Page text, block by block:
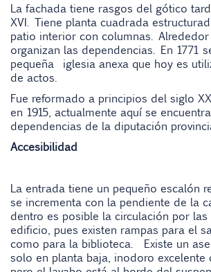
La fachada tiene rasgos del gótico
XVI. Tiene planta cuadrada
patio interior con columnas.
organizan las dependencias. En 1771
pequeña iglesia anexa que hoy es
de actos.
Fue reformado a principios del siglo
en 1915, actualmente aquí se
dependencias de la diputación
Accesibilidad
La entrada tiene un pequeño escalón
se incrementa con la pendiente de la
dentro es posible la circulación por las
edificio, pues existen rampas para el
como para la biblioteca. Existe un
solo en planta baja, inodoro excelente